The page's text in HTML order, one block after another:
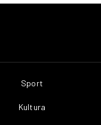
Sport
Kultura